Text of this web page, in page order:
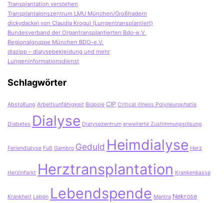
Transplantation verstehen
Transplantaionszentrum LMU München/Großhadern
dickydackel von Claudia Krogul (Lungentransplantiert)
Bundesverband der Organtransplantierten Bdo-e.V.
Regionalgruppe München BDO-e.V.
diazipp – dialysebekleidung und mehr
Lungeninformationsdienst
Schlagwörter
Abstoßung Arbeitsunfähigkeit Biopsie CIP Critical illness Polyneurophatie
Diabetes Dialyse Dialysezentrum erweiterte Zustimmungslösung
Feriendialyse Fuß Gambro Geduld Heimdialyse Herz
Herzinfarkt Herztransplantation Krankenkasse
Krankheit Leben Lebendspende Mantra Nekrose